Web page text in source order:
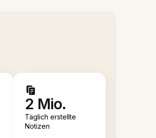
2 Mio.
Täglich erstellte
Notizen